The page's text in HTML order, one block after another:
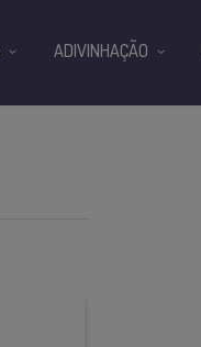
ADIVINHAÇÃO